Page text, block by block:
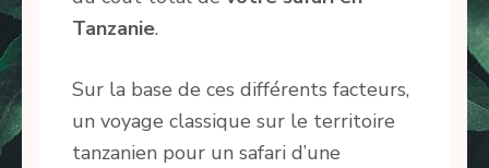
Tanzanie.
Sur la base de ces différents facteurs,
un voyage classique sur le territoire
tanzanien pour un safari d’une